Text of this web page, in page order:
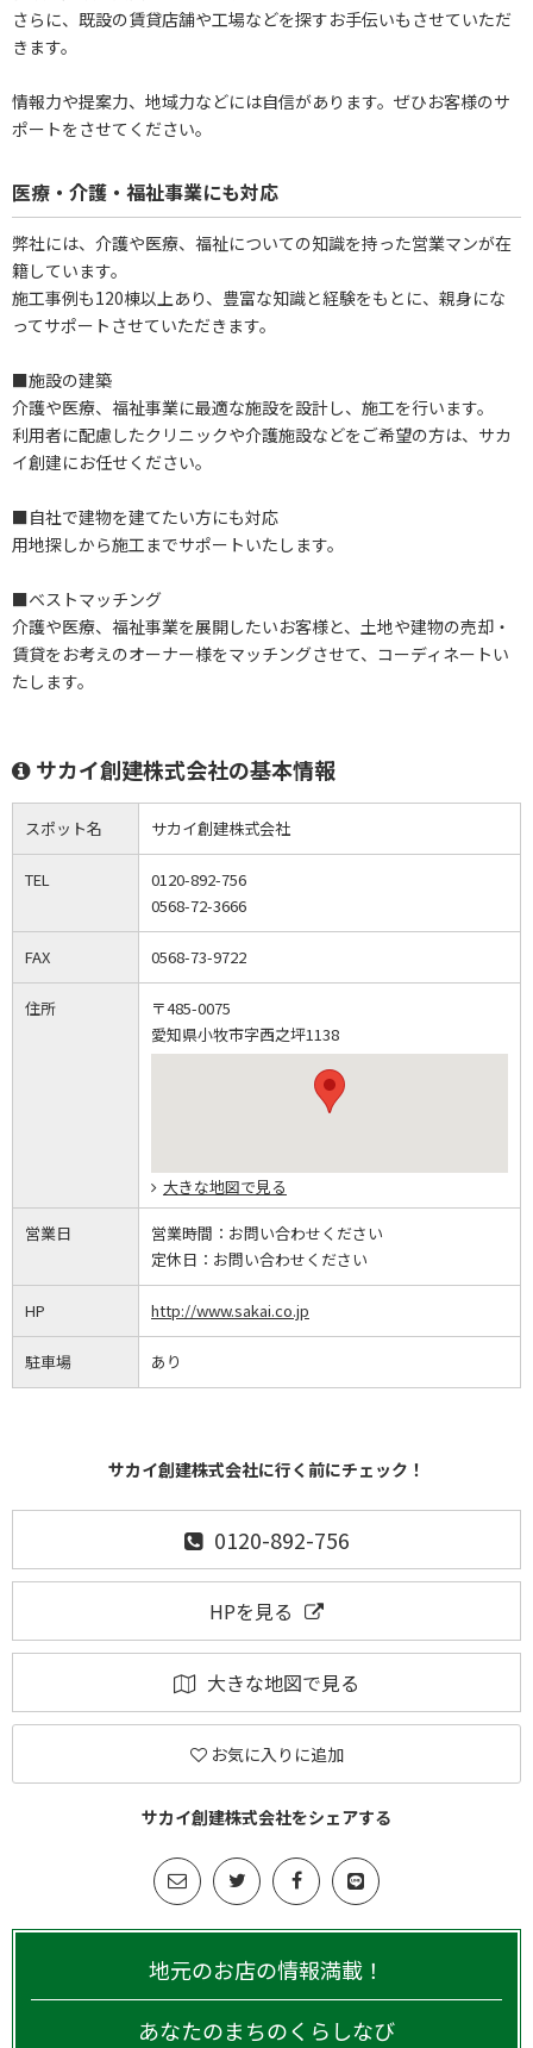
さらに、既設の賃貸店舗や工場などを探すお手伝いもさせていただ
きます。
情報力や提案力、地域力などには自信があります。ぜひお客様のサ
ポートをさせてください。
医療・介護・福祉事業にも対応
弊社には、介護や医療、福祉についての知識を持った営業マンが在
籍しています。
施工事例も120棟以上あり、豊富な知識と経験をもとに、親身にな
ってサポートさせていただきます。
■施設の建築
介護や医療、福祉事業に最適な施設を設計し、施工を行います。
利用者に配慮したクリニックや介護施設などをご希望の方は、サカ
イ創建にお任せください。
■自社で建物を建てたい方にも対応
用地探しから施工までサポートいたします。
■ベストマッチング
介護や医療、福祉事業を展開したいお客様と、土地や建物の売却・
賃貸をお考えのオーナー様をマッチングさせて、コーディネートい
たします。
サカイ創建株式会社の基本情報
スポット名 サカイ創建株式会社
TEL
0120-892-756
0568-72-3666
FAX 0568-73-9722
住所
〒485-0075
愛知県小牧市字西之坪1138
大きな地図で見る
営業日 営業時間： お問い合わせください
定休日： お問い合わせください
HP http://www.sakai.co.jp
駐車場 あり
サカイ創建株式会社に行く前にチェック！
0120-892-756
HPを見る
大きな地図で見る
お気に入りに追加
サカイ創建株式会社をシェアする
地元のお店の情報満載！
あなたのまちのくらしなび